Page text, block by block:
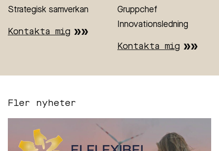
Strategisk samverkan
Kontakta mig
Gruppchef
Innovationsledning
Kontakta mig
Fler nyheter